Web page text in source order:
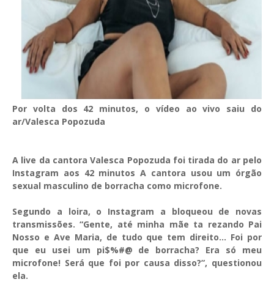
Por volta dos 42 minutos, o vídeo ao vivo saiu do
ar/Valesca Popozuda
A live da cantora Valesca Popozuda foi tirada do ar pelo
Instagram aos 42 minutos A cantora usou um órgão
sexual masculino de borracha como microfone.
Segundo a loira, o Instagram a bloqueou de novas
transmissões. “Gente, até minha mãe ta rezando Pai
Nosso e Ave Maria, de tudo que tem direito… Foi por
que eu usei um pi$%#@ de borracha? Era só meu
microfone! Será que foi por causa disso?”, questionou
ela.